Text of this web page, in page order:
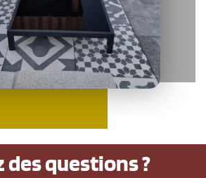
des questions ?